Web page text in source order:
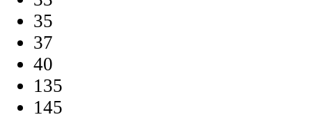
35
37
40
135
145